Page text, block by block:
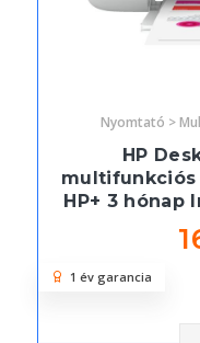
Nyomtató >
HP
multifunkciós
HP+ 3 hónap
1 év garancia